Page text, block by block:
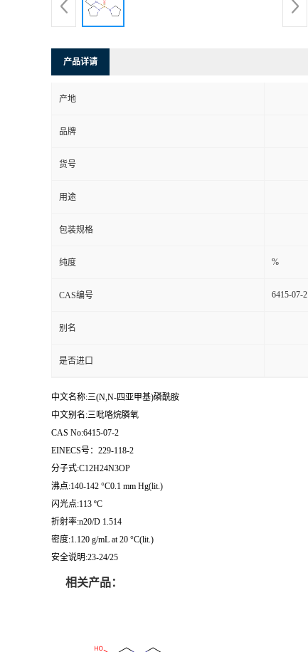
产品详请
产地
品牌
货号
用途
包装规格
纯度 %
CAS编号 6415-07-2
别名
是否进口
中文名称:三(N,N-四亚甲基)磷酰胺
中文别名:三吡咯烷膦氧
CAS No:6415-07-2
EINECS号：229-118-2
分子式:C12H24N3OP
沸点:140-142 °C0.1 mm Hg(lit.)
闪光点:113 ºC
折射率:n20/D 1.514
密度:1.120 g/mL at 20 °C(lit.)
安全说明:23-24/25
相关产品：